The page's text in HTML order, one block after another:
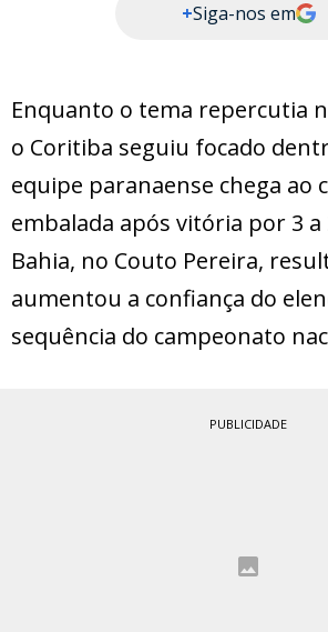
+Siga-nos em
Enquanto o tema repercutia
o Coritiba seguiu focado
equipe paranaense chega ao
embalada após vitória por 3 a
Bahia, no Couto Pereira,
aumentou a confiança do
sequência do campeonato
PUBLICIDADE